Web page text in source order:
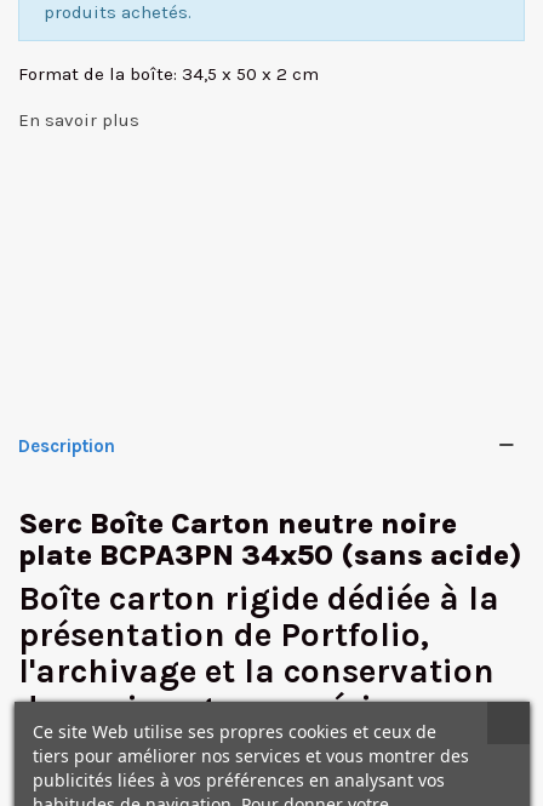
produits achetés.
Format de la boîte: 34,5 x 50 x 2 cm
En savoir plus
Description
Serc Boîte Carton neutre noire
plate BCPA3PN 34x50 (sans acide)
Boîte carton rigide dédiée à la
présentation de Portfolio,
l'archivage et la conservation
de vos images numériques ou
argentiques.
- Format de la boîte: 34,5 x 50 x 2 cm
Ce site Web utilise ses propres cookies et ceux de
tiers pour améliorer nos services et vous montrer des
publicités liées à vos préférences en analysant vos
✕